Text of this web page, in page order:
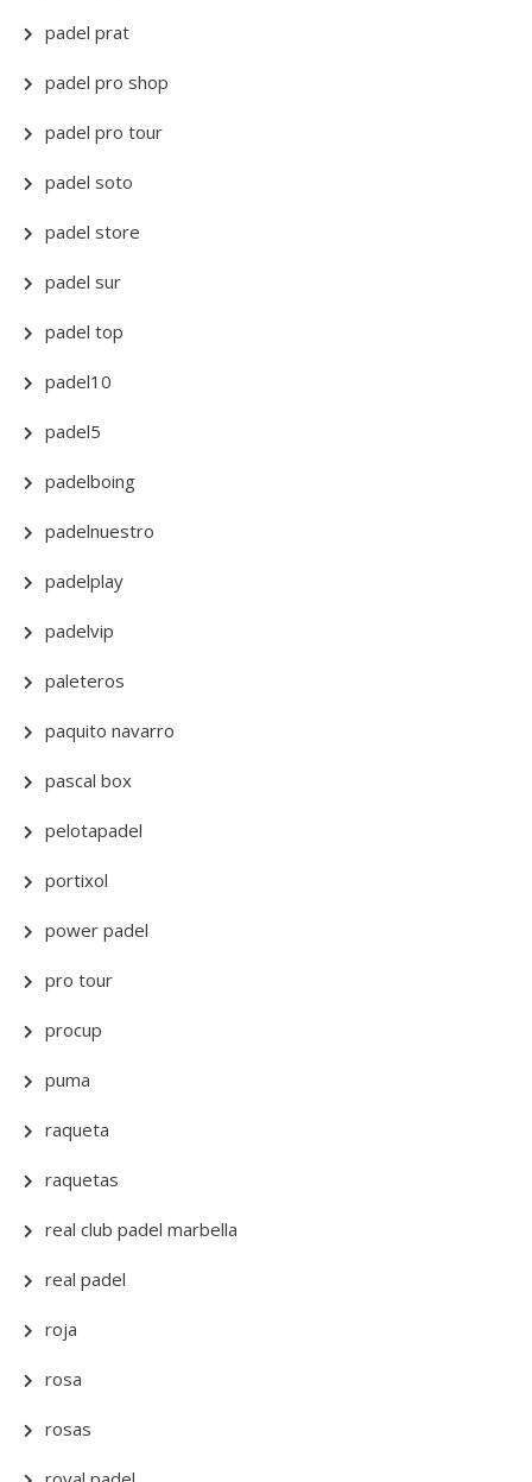
padel prat
padel pro shop
padel pro tour
padel soto
padel store
padel sur
padel top
padel10
padel5
padelboing
padelnuestro
padelplay
padelvip
paleteros
paquito navarro
pascal box
pelotapadel
portixol
power padel
pro tour
procup
puma
raqueta
raquetas
real club padel marbella
real padel
roja
rosa
rosas